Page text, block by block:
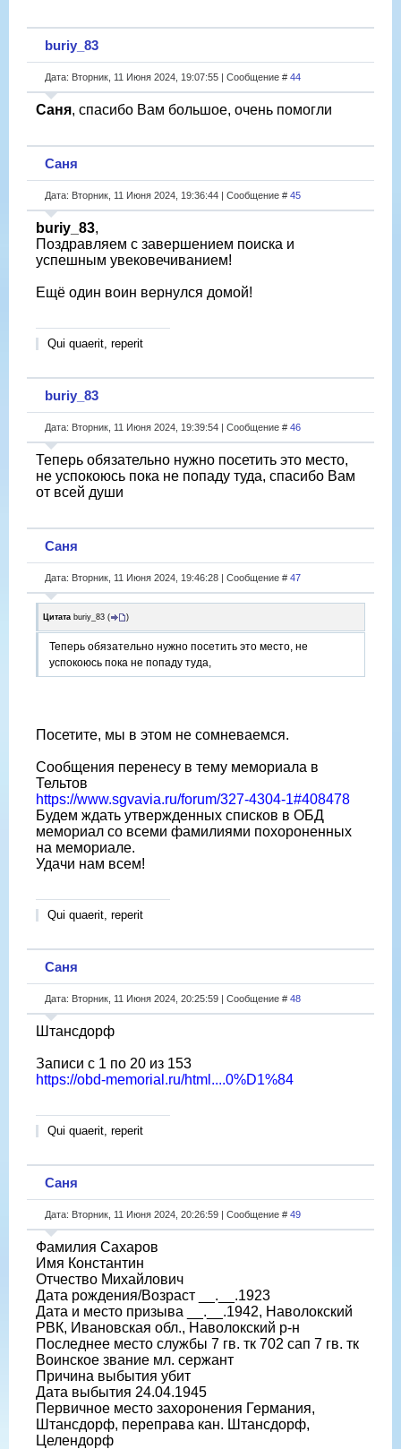
buriy_83
Дата: Вторник, 11 Июня 2024, 19:07:55 | Сообщение # 44
Саня, спасибо Вам большое, очень помогли
Саня
Дата: Вторник, 11 Июня 2024, 19:36:44 | Сообщение # 45
buriy_83,
Поздравляем с завершением поиска и
успешным увековечиванием!
Ещё один воин вернулся домой!
Qui quaerit, reperit
buriy_83
Дата: Вторник, 11 Июня 2024, 19:39:54 | Сообщение # 46
Теперь обязательно нужно посетить это место,
не успокоюсь пока не попаду туда, спасибо Вам
от всей души
Саня
Дата: Вторник, 11 Июня 2024, 19:46:28 | Сообщение # 47
Цитата buriy_83 ( )
Теперь обязательно нужно посетить это место, не
успокоюсь пока не попаду туда,
Посетите, мы в этом не сомневаемся.
Сообщения перенесу в тему мемориала в
Тельтов
https://www.sgvavia.ru/forum/327-4304-1#408478
Будем ждать утвержденных списков в ОБД
мемориал со всеми фамилиями похороненных
на мемориале.
Удачи нам всем!
Qui quaerit, reperit
Саня
Дата: Вторник, 11 Июня 2024, 20:25:59 | Сообщение # 48
Штансдорф
Записи с 1 по 20 из 153
https://obd-memorial.ru/html....0%D1%84
Qui quaerit, reperit
Саня
Дата: Вторник, 11 Июня 2024, 20:26:59 | Сообщение # 49
Фамилия Сахаров
Имя Константин
Отчество Михайлович
Дата рождения/Возраст __.__.1923
Дата и место призыва __.__.1942, Наволокский
РВК, Ивановская обл., Наволокский р-н
Последнее место службы 7 гв. тк 702 сап 7 гв. тк
Воинское звание мл. сержант
Причина выбытия убит
Дата выбытия 24.04.1945
Первичное место захоронения Германия,
Штансдорф, переправа кан. Штансдорф,
Целендорф